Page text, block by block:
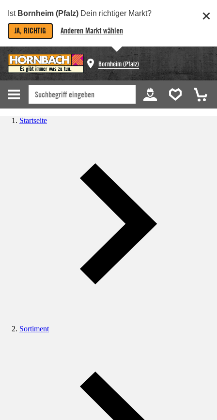
Ist Bornheim (Pfalz) Dein richtiger Markt?
JA, RICHTIG Anderen Markt wählen
Bornheim (Pfalz)
Startseite
Sortiment